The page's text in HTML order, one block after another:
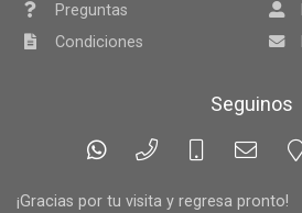
Preguntas
Condiciones
Seguinos
¡Gracias por tu visita y regresa pronto!